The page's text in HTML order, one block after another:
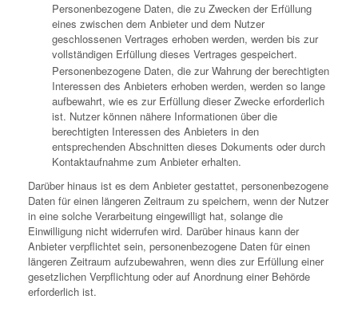
Personenbezogene Daten, die zu Zwecken der Erfüllung
eines zwischen dem Anbieter und dem Nutzer
geschlossenen Vertrages erhoben werden, werden bis zur
vollständigen Erfüllung dieses Vertrages gespeichert.
Personenbezogene Daten, die zur Wahrung der berechtigten
Interessen des Anbieters erhoben werden, werden so lange
aufbewahrt, wie es zur Erfüllung dieser Zwecke erforderlich
ist. Nutzer können nähere Informationen über die
berechtigten Interessen des Anbieters in den
entsprechenden Abschnitten dieses Dokuments oder durch
Kontaktaufnahme zum Anbieter erhalten.
Darüber hinaus ist es dem Anbieter gestattet, personenbezogene
Daten für einen längeren Zeitraum zu speichern, wenn der Nutzer
in eine solche Verarbeitung eingewilligt hat, solange die
Einwilligung nicht widerrufen wird. Darüber hinaus kann der
Anbieter verpflichtet sein, personenbezogene Daten für einen
längeren Zeitraum aufzubewahren, wenn dies zur Erfüllung einer
gesetzlichen Verpflichtung oder auf Anordnung einer Behörde
erforderlich ist.